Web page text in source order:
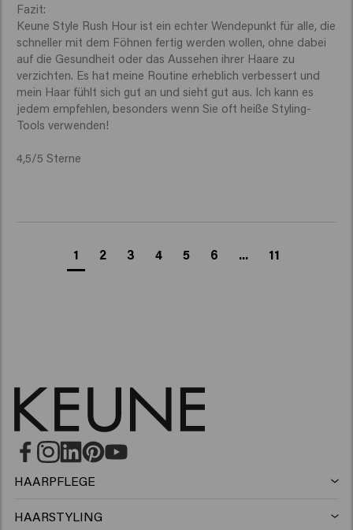
Fazit:
Keune Style Rush Hour ist ein echter Wendepunkt für alle, die
schneller mit dem Föhnen fertig werden wollen, ohne dabei
auf die Gesundheit oder das Aussehen ihrer Haare zu
verzichten. Es hat meine Routine erheblich verbessert und
mein Haar fühlt sich gut an und sieht gut aus. Ich kann es
jedem empfehlen, besonders wenn Sie oft heiße Styling-
Tools verwenden!
4,5/5 Sterne
1 2 3 4 5 6 ... 11
HAARPFLEGE
HAARSTYLING